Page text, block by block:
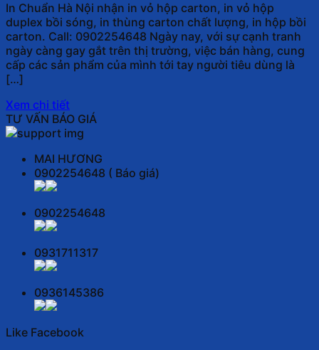
In Chuẩn Hà Nội nhận in vỏ hộp carton, in vỏ hộp
duplex bồi sóng, in thùng carton chất lượng, in hộp bồi
carton. Call: 0902254648 Ngày nay, với sự cạnh tranh
ngày càng gay gắt trên thị trường, việc bán hàng, cung
cấp các sản phẩm của mình tới tay người tiêu dùng là
[…]
Xem chi tiết
TƯ VẤN BÁO GIÁ
MAI HƯƠNG
0902254648 ( Báo giá)
0902254648
0931711317
0936145386
Like Facebook